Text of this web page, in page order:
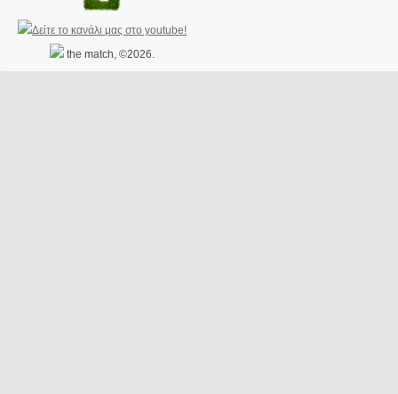
the match, ©2026.